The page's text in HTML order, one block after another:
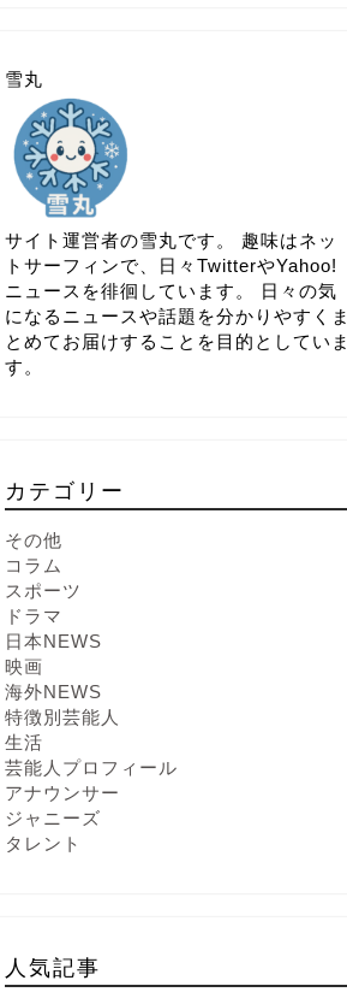
雪丸
サイト運営者の雪丸です。 趣味はネッ
トサーフィンで、日々TwitterやYahoo!
ニュースを徘徊しています。 日々の気
になるニュースや話題を分かりやすくま
とめてお届けすることを目的としていま
す。
カテゴリー
その他
コラム
スポーツ
ドラマ
日本NEWS
映画
海外NEWS
特徴別芸能人
生活
芸能人プロフィール
アナウンサー
ジャニーズ
タレント
人気記事